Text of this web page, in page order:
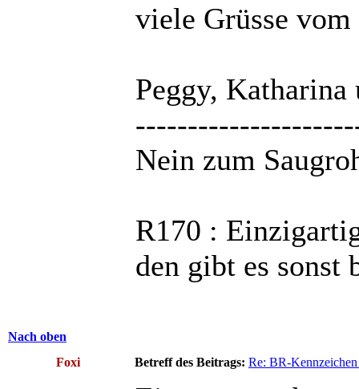
viele Grüsse vom
Peggy, Katharina
Nein zum
R170 :
den gibt es sonst
Nach oben
Foxi
Betreff des Beitrags: Re: BR-